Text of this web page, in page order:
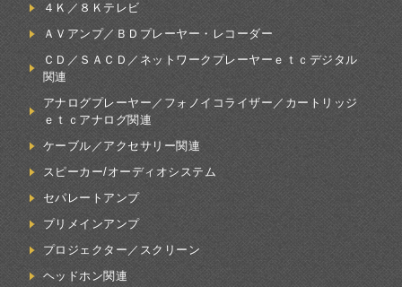
４Ｋ／８Ｋテレビ
ＡＶアンプ／ＢＤプレーヤー・レコーダー
ＣＤ／ＳＡＣＤ／ネットワークプレーヤーｅｔｃデジタル
関連
アナログプレーヤー／フォノイコライザー／カートリッジ
ｅｔｃアナログ関連
ケーブル／アクセサリー関連
スピーカー/オーディオシステム
セパレートアンプ
プリメインアンプ
プロジェクター／スクリーン
ヘッドホン関連